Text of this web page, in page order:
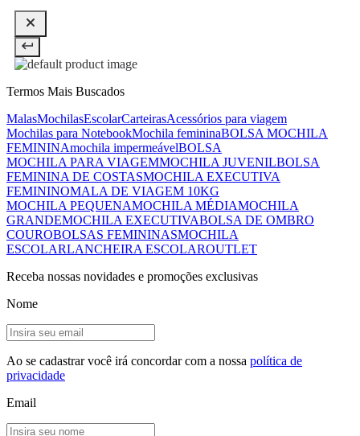
Termos Mais Buscados
MalasMochilasEscolarCarteirasAcessórios para viagem
Mochilas para NotebookMochila femininaBOLSA MOCHILA
FEMININAmochila impermeávelBOLSA
MOCHILA PARA VIAGEMMOCHILA JUVENILBOLSA
FEMININA DE COSTASMOCHILA EXECUTIVA
FEMININOMALA DE VIAGEM 10KG
MOCHILA PEQUENAMOCHILA MÉDIAMOCHILA
GRANDEMOCHILA EXECUTIVABOLSA DE OMBRO
COUROBOLSAS FEMININASMOCHILA
ESCOLARLANCHEIRA ESCOLAROUTLET
Receba nossas novidades e promoções exclusivas
Nome
Ao se cadastrar você irá concordar com a nossa política de
privacidade
Email